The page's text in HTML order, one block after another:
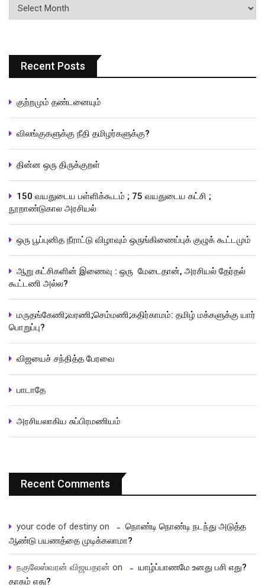
வரிசை
Recent Posts
குற்றமும் தண்டனையும்
விலங்குகளுக்கு நீதி தமிழர்களுக்கு?
தின்ன ஒரு திருக்குறள்
150 வயதுடைய பள்ளிக்கூடம் ; 75 வயதுடைய கட்சி ;
நூறாண்டுகால அரசியல்
ஒரு பூப்புனித நீராட்டு விழாவும் ஒருங்கிணைப்புக் குழுக் கூட்டமும்
ஆறு கட்சிகளின் இணைவு : ஒரு மேடைதான், அரசியல் தேர்தல்
கூட்டணி அல்ல?
மருதங்கேணி;வரணி;செம்மணி;கதிர்காமம்: தமிழ் மக்களுக்கு யார்
பொறுப்பு?
விஜயைச் சந்தித்த பேரவை
பாடாதே
அரசியலாகிய சுப்பிரமணியம்
Recent Comments
your code of destiny on
நொண்டி நொண்டி நடந்து அடுத்த
ஆண்டு பயணத்தை முடிக்கலாமா?
நகுலேஸ்வரன் விஜயதரன் on
யாழ்ப்பாணமே உனது பசி எது?
தாகம் எது?